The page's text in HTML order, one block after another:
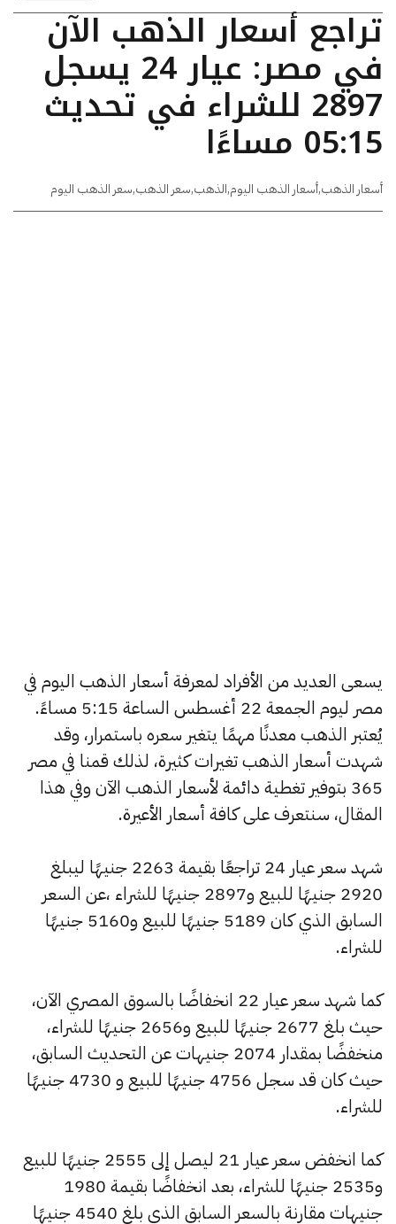
تراجع أسعار الذهب الآن
في مصر: عيار 24 يسجل
2897 للشراء في تحديث
05:15 مساءًا
أسعار الذهب,أسعار الذهب اليوم,الذهب,سعر الذهب,سعر الذهب اليوم
يسعى العديد من الأفراد لمعرفة أسعار الذهب اليوم في
مصر ليوم الجمعة 22 أغسطس الساعة 5:15 مساءً.
يُعتبر الذهب معدنًا مهمًا يتغير سعره باستمرار، وقد
شهدت أسعار الذهب تغيرات كثيرة، لذلك قمنا في مصر
365 بتوفير تغطية دائمة لأسعار الذهب الآن وفي هذا
المقال، سنتعرف على كافة أسعار الأعيرة.
شهد سعر عيار 24 تراجعًا بقيمة 2263 جنيهًا ليبلغ
2920 جنيهًا للبيع و2897 جنيهًا للشراء ،عن السعر
السابق الذي كان 5189 جنيهًا للبيع و5160 جنيهًا
للشراء.
كما شهد سعر عيار 22 انخفاضًا بالسوق المصري الآن،
حيث بلغ 2677 جنيهًا للبيع و2656 جنيهًا للشراء،
منخفضًا بمقدار 2074 جنيهات عن التحديث السابق،
حيث كان قد سجل 4756 جنيهًا للبيع و 4730 جنيهًا
للشراء.
كما انخفض سعر عيار 21 ليصل إلى 2555 جنيهًا للبيع
و2535 جنيهًا للشراء، بعد انخفاضًا بقيمة 1980
جنيهات مقارنة بالسعر السابق الذي بلغ 4540 جنيهًا